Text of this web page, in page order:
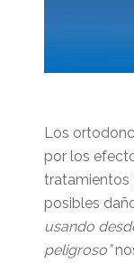
Los
por los
tratamientos
posibles
usando
peligroso”